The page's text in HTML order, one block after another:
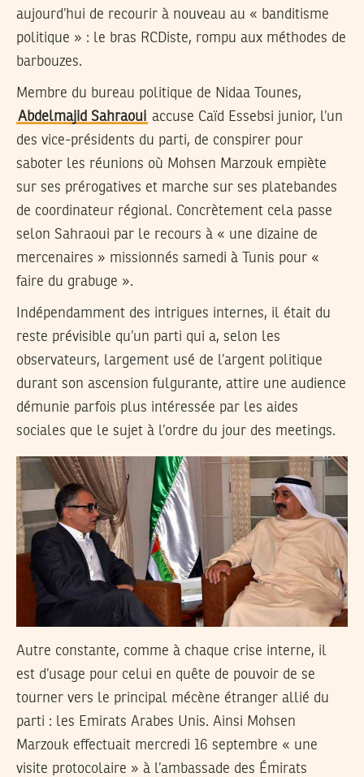
aujourd’hui de recourir à nouveau au « banditisme
politique » : le bras RCDiste, rompu aux méthodes de
barbouzes.
Membre du bureau politique de Nidaa Tounes,
Abdelmajid Sahraoui accuse Caïd Essebsi junior, l’un
des vice-présidents du parti, de conspirer pour
saboter les réunions où Mohsen Marzouk empiète
sur ses prérogatives et marche sur ses platebandes
de coordinateur régional. Concrètement cela passe
selon Sahraoui par le recours à « une dizaine de
mercenaires » missionnés samedi à Tunis pour «
faire du grabuge ».
Indépendamment des intrigues internes, il était du
reste prévisible qu’un parti qui a, selon les
observateurs, largement usé de l’argent politique
durant son ascension fulgurante, attire une audience
démunie parfois plus intéressée par les aides
sociales que le sujet à l’ordre du jour des meetings.
Autre constante, comme à chaque crise interne, il
est d’usage pour celui en quête de pouvoir de se
tourner vers le principal mécène étranger allié du
parti : les Emirats Arabes Unis. Ainsi Mohsen
Marzouk effectuait mercredi 16 septembre « une
visite protocolaire » à l’ambassade des Émirats